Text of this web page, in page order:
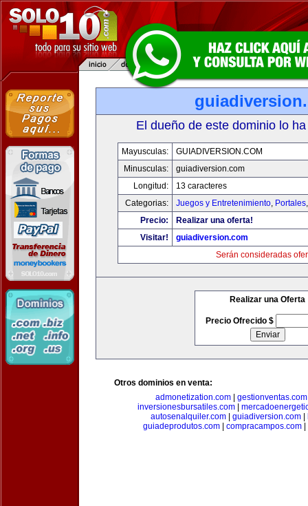
El dueño de este dominio lo
Mayusculas:
GUIADIVERSION.COM
Minusculas:
guiadiversion.com
Longitud:
13 caracteres
Categorias:
Juegos y Entretenimiento, Portales
Precio:
Realizar una oferta!
Visitar!
guiadiversion.com
Serán consideradas
Realizar una Oferta
Precio Ofrecido $
Otros dominios en venta:
admonetization.com| gestionventas.com
inversionesbursatiles.com|
autosenalquiler.com| guiadiversion.com|
guiadeprodutos.com| compracampos.com|